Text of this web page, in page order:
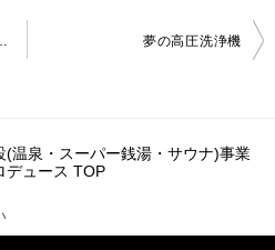
夢の高圧洗浄機
温泉・スーパー銭湯・サウナ)事業
デュース TOP